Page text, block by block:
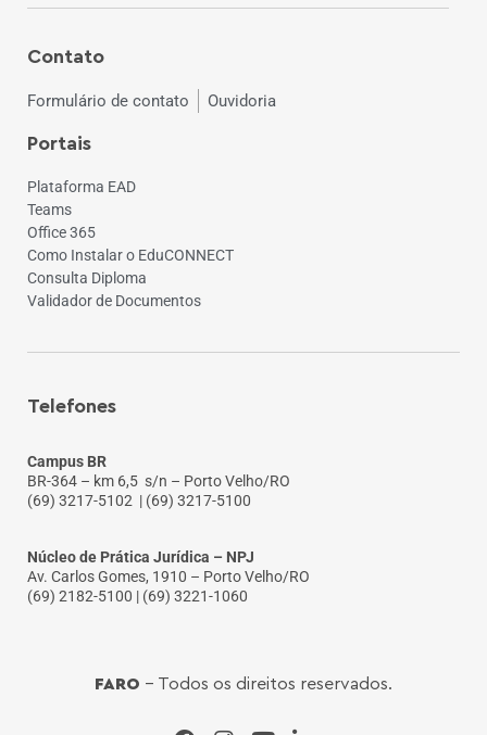
Contato
Formulário de contato Ouvidoria
Portais
Plataforma EAD
Teams
Office 365
Como Instalar o EduCONNECT
Consulta Diploma
Validador de Documentos
Telefones
Campus BR
BR-364 – km 6,5 s/n – Porto Velho/RO
(69) 3217-5102 | (69) 3217-5100
Núcleo de Prática Jurídica – NPJ
Av. Carlos Gomes, 1910 – Porto Velho/RO
(69) 2182-5100 | (69) 3221-1060
FARO - Todos os direitos reservados.